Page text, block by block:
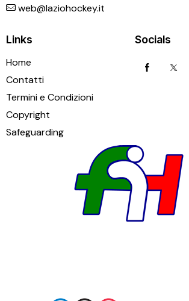
web@laziohockey.it
Links
Home
Contatti
Termini e Condizioni
Copyright
Safeguarding
Socials